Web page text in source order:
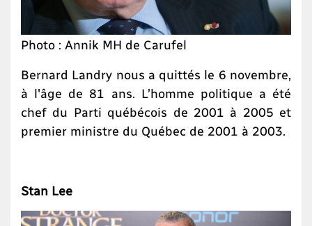
Photo : Annik MH de Carufel
Bernard Landry nous a quittés le 6 novembre,
à l'âge de 81 ans. L’homme politique a été
chef du Parti québécois de 2001 à 2005 et
premier ministre du Québec de 2001 à 2003.
Stan Lee